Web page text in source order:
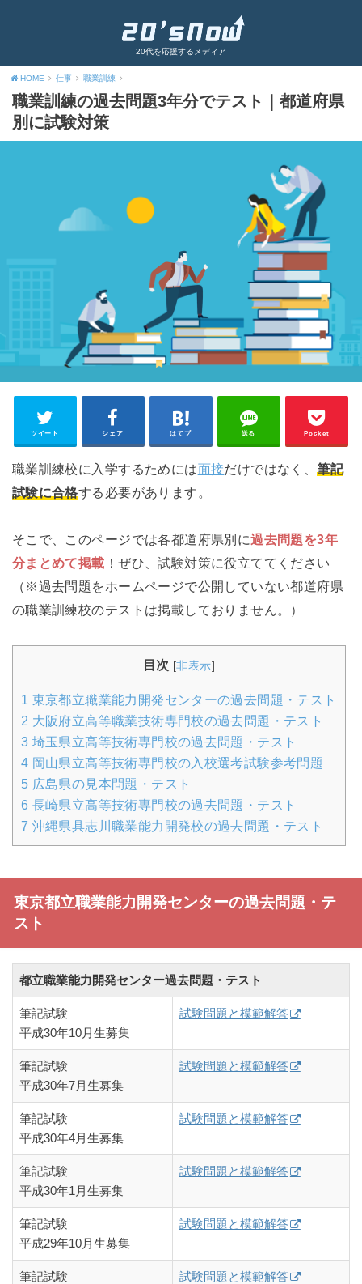
20代を応援するメディア
HOME 仕事 職業訓練
職業訓練の過去問題3年分でテスト｜都道府県
別に試験対策
ツイート シェア はてブ 送る Pocket
職業訓練校に入学するためには面接だけではなく、筆記
試験に合格する必要があります。
そこで、このページでは各都道府県別に過去問題を3年
分まとめて掲載 ！ぜひ、試験対策に役立ててください
（※過去問題をホームページで公開していない都道府県
の職業訓練校のテストは掲載しておりません。）
目次 [非表示]
1 東京都立職業能力開発センターの過去問題・テスト
2 大阪府立高等職業技術専門校の過去問題・テスト
3 埼玉県立高等技術専門校の過去問題・テスト
4 岡山県立高等技術専門校の入校選考試験参考問題
5 広島県の見本問題・テスト
6 長崎県立高等技術専門校の過去問題・テスト
7 沖縄県具志川職業能力開発校の過去問題・テスト
東京都立職業能力開発センターの過去問題・テ
スト
都立職業能力開発センター過去問題・テスト
筆記試験
平成30年10月生募集
試験問題と模範解答
筆記試験
平成30年7月生募集
試験問題と模範解答
筆記試験
平成30年4月生募集
試験問題と模範解答
筆記試験
平成30年1月生募集
試験問題と模範解答
筆記試験
平成29年10月生募集
試験問題と模範解答
筆記試験
試験問題と模範解答